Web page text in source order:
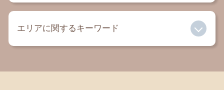
成年後見人 親族
限定承認 わかりやすく
借金 弁護士
交通事故 慰謝料 弁護士
民事 法律事務所
離婚 子供 連れ去り
エリアに関するキーワード
相続税 鎌倉 弁護士